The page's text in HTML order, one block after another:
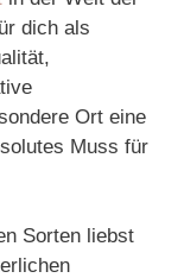
dich als
Ort eine
Muss für
Sorten liebst